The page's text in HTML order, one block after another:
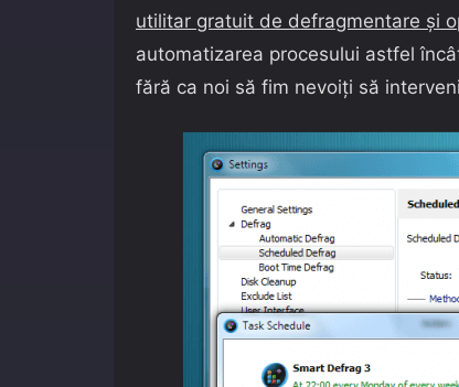
utilitar gratuit de defragmentare şi
automatizarea procesului astfel
fără ca noi să fim nevoiţi să